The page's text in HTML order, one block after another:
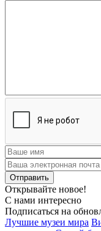
Открывайте новое!
С нами интересно
Подписаться на
Лучшие музеи мира